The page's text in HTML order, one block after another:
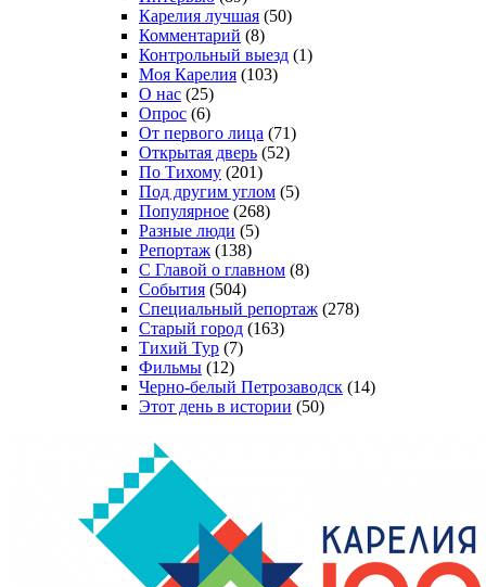
Карелия лучшая (50)
Комментарий (8)
Контрольный выезд (1)
Моя Карелия (103)
О нас (25)
Опрос (6)
От первого лица (71)
Открытая дверь (52)
По Тихому (201)
Под другим углом (5)
Популярное (268)
Разные люди (5)
Репортаж (138)
С Главой о главном (8)
События (504)
Специальный репортаж (278)
Старый город (163)
Тихий Тур (7)
Фильмы (12)
Черно-белый Петрозаводск (14)
Этот день в истории (50)